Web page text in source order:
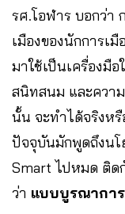
รศ.โอฬาร​ บอกว่า​
เมืองของนักการเ
มาใช้เป็นเครื่องมื
สนิทสนม และควา
นั้น จะทำได้จริงหรื
ปัจจุบันมักพูดถึงนโ
Smart ไปหมด​ ติด
ว่า​ แบบบูรณาการ